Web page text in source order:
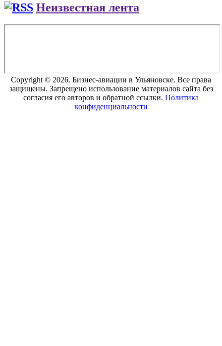
Неизвестная лента
Copyright © 2026. Бизнес-авиации в Ульяновске. Все права
защищены. Запрещено использование материалов сайта без
согласия его авторов и обратной ссылки. Политика
конфиденциальности